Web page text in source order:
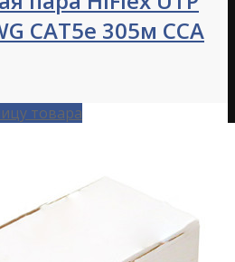
CAT5e 305м CCA
товара